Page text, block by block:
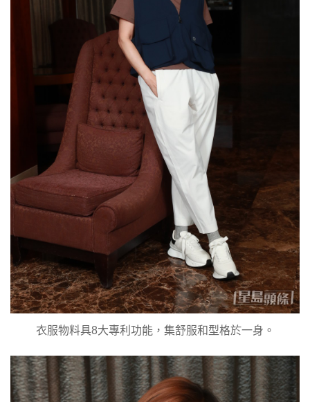
衣服物料具8大專利功能，集舒服和型格於一身。